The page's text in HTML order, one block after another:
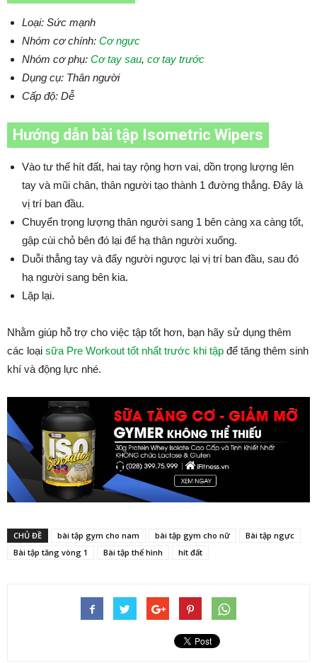
Loại: Sức mạnh
Nhóm cơ chính: Cơ ngực
Nhóm cơ phụ: Cơ tay sau, cơ tay trước
Dụng cụ: Thân người
Cấp độ: Dễ
Hướng dẫn bài tập Isometric Wipers
Vào tư thế hít đất, hai tay rộng hơn vai, dồn trọng lượng lên
tay và mũi chân, thân người tạo thành 1 đường thẳng. Đây là
vị trí ban đầu.
Chuyển trọng lượng thân người sang 1 bên càng xa càng tốt,
gập cùi chỏ bên đó lại để hạ thân người xuống.
Duỗi thẳng tay và đẩy người ngược lại vị trí ban đầu, sau đó
hạ người sang bên kia.
Lặp lại.
Nhằm giúp hỗ trợ cho việc tập tốt hơn, bạn hãy sử dụng thêm
các loại sữa Pre Workout tốt nhất trước khi tập để tăng thêm sinh
khí và động lực nhé.
CHỦ ĐỀ bài tập gym cho nam bài tập gym cho nữ
Bài tập ngực
Bài tập tăng vòng 1
Bài tập thể hình hít đất